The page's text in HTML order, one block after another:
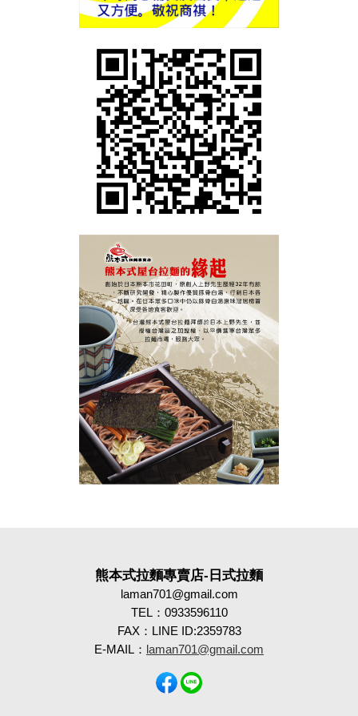
熊本式拉麵專賣店-日式拉麵
laman701@gmail.com
TEL：0933596110
FAX：LINE ID:2359783
E-MAIL： laman701@gmail.com